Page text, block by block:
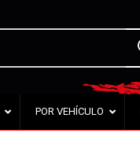
POR VEHÍCULO